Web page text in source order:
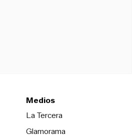
Medios
La TerceraOpens in new
Glamorama